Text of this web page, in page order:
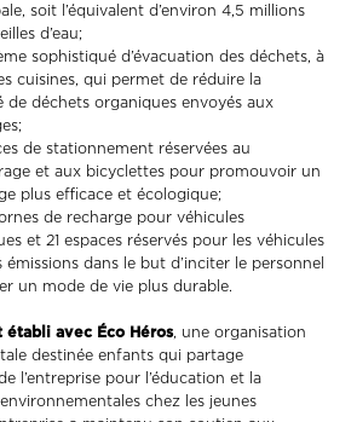
soit l’équivalent d’environ 4,5 millions
d’eau;
sophistiqué d’évacuation des déchets, à
cuisines, qui permet de réduire la
de déchets organiques envoyés aux
de stationnement réservées au
et aux bicyclettes pour promouvoir un
plus efficace et écologique;
de recharge pour véhicules
et 21 espaces réservés pour les véhicules
émissions dans le but d’inciter le personnel
un mode de vie plus durable.
établi avec Éco Héros, une organisation
destinée enfants qui partage
l’entreprise pour l’éducation et la
chez les jeunes